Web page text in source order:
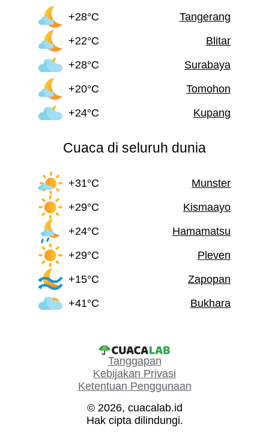
+28°C
Tangerang
+22°C
Blitar
+28°C
Surabaya
+20°C
Tomohon
+24°C
Kupang
Cuaca di seluruh dunia
+31°C
Munster
+29°C
Kismaayo
+24°C
Hamamatsu
+29°C
Pleven
+15°C
Zapopan
+41°C
Bukhara
Tanggapan
Kebijakan Privasi
Ketentuan Penggunaan
© 2026, cuacalab.id
Hak cipta dilindungi.